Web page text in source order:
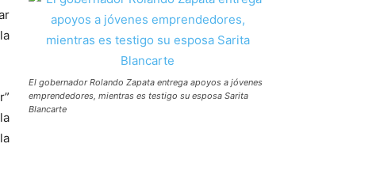
El gobernador Rolando Zapata entrega apoyos a jóvenes
emprendedores, mientras es testigo su esposa Sarita
Blancarte